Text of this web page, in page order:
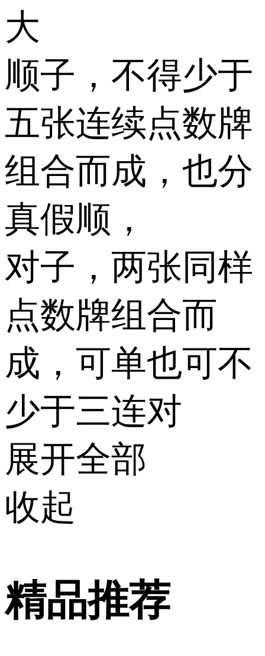
大
顺子，不得少于
五张连续点数牌
组合而成，也分
真假顺，
对子，两张同样
点数牌组合而
成，可单也可不
少于三连对
展开全部
收起
精品推荐